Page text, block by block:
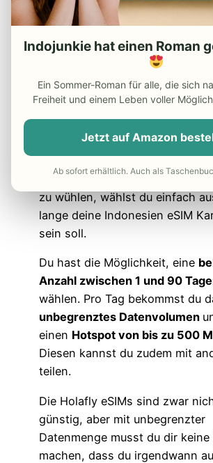
Nach wie vor istHolaflyder
betrifft. Die Auswahl ist
zu wühlen, wählst du einfach
lange deine Indonesien eSIM
sein soll.
Du hast die Möglichkeit, eine
Anzahl zwischen 1 und 90
wählen. Pro Tag bekommst du
unbegrenztes Datenvolumen
einen Hotspot von bis zu 500
Diesen kannst du zudem mit
teilen.
Die Holafly eSIMs sind zwar
günstig, aber mit unbegrenzter
Datenmenge musst du dir keine
machen, dass du irgendwann
Indojunkie hat einen Roman
Ein Sommer-Roman für alle, die sich
Freiheit und einem Leben voller
Jetzt auf Amazon
Ab sofort erhältlich. Auch als